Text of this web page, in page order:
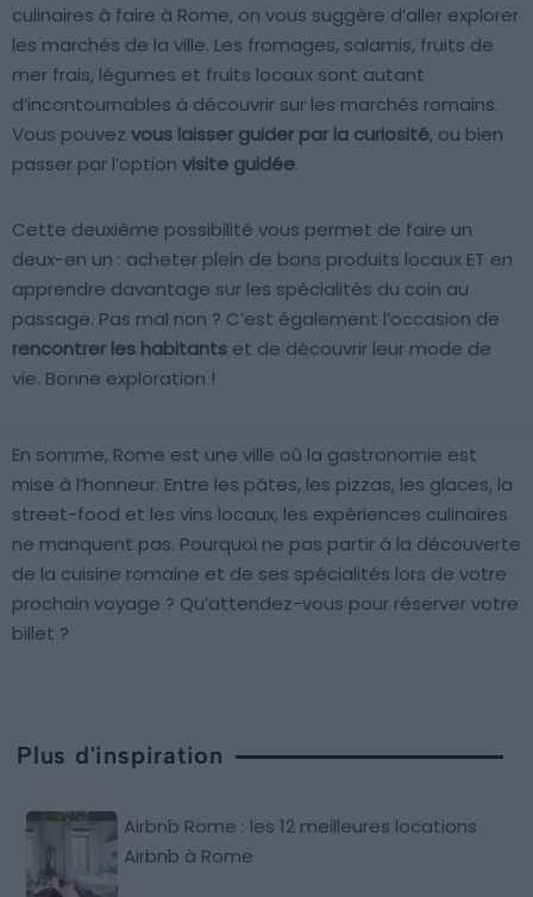
culinaires à faire à Rome, on vous suggère d’aller explorer
les marchés de la ville. Les fromages, salamis, fruits de
mer frais, légumes et fruits locaux sont autant
d’incontournables à découvrir sur les marchés romains.
Vous pouvez vous laisser guider par la curiosité, ou bien
passer par l’option visite guidée.
Cette deuxième possibilité vous permet de faire un
deux-en un : acheter plein de bons produits locaux ET en
apprendre davantage sur les spécialités du coin au
passage. Pas mal non ? C’est également l’occasion de
rencontrer les habitants et de découvrir leur mode de
vie. Bonne exploration !
En somme, Rome est une ville où la gastronomie est
mise à l’honneur. Entre les pâtes, les pizzas, les glaces, la
street-food et les vins locaux, les expériences culinaires
ne manquent pas. Pourquoi ne pas partir à la découverte
de la cuisine romaine et de ses spécialités lors de votre
prochain voyage ? Qu’attendez-vous pour réserver votre
billet ?
Plus d'inspiration
Airbnb Rome : les 12 meilleures locations
Airbnb à Rome